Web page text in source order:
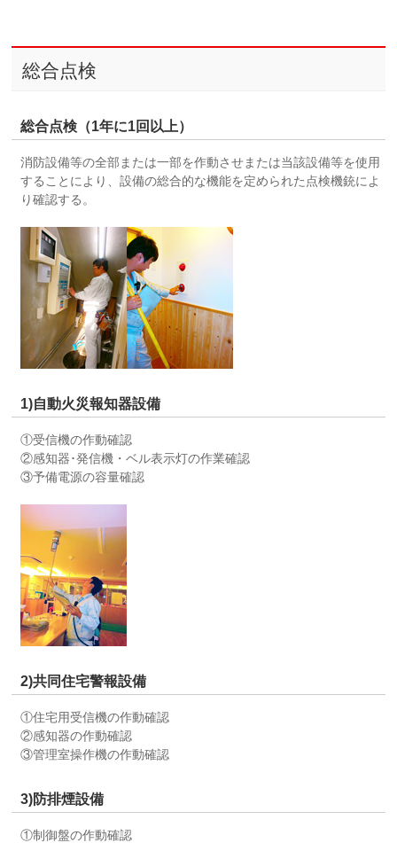
総合点検
総合点検（1年に1回以上）
消防設備等の全部または一部を作動させまたは当該設備等を使用
することにより、設備の総合的な機能を定められた点検機銃によ
り確認する。
1)自動火災報知器設備
①受信機の作動確認
②感知器･発信機・ベル表示灯の作業確認
③予備電源の容量確認
2)共同住宅警報設備
①住宅用受信機の作動確認
②感知器の作動確認
③管理室操作機の作動確認
3)防排煙設備
①制御盤の作動確認